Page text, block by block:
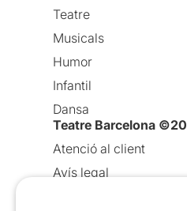
Teatre
Musicals
Humor
Infantil
Dansa
Teatre Barcelona
Atenció al client
Avís legal